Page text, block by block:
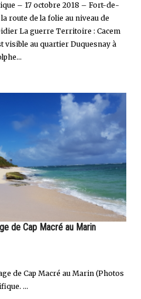
– 17 octobre 2018 – Fort-de-
route de la folie au niveau de
La guerre Territoire : Cacem
visible au quartier Duquesnay à
de Cap Macré au Marin
de Cap Macré au Marin (Photos
...